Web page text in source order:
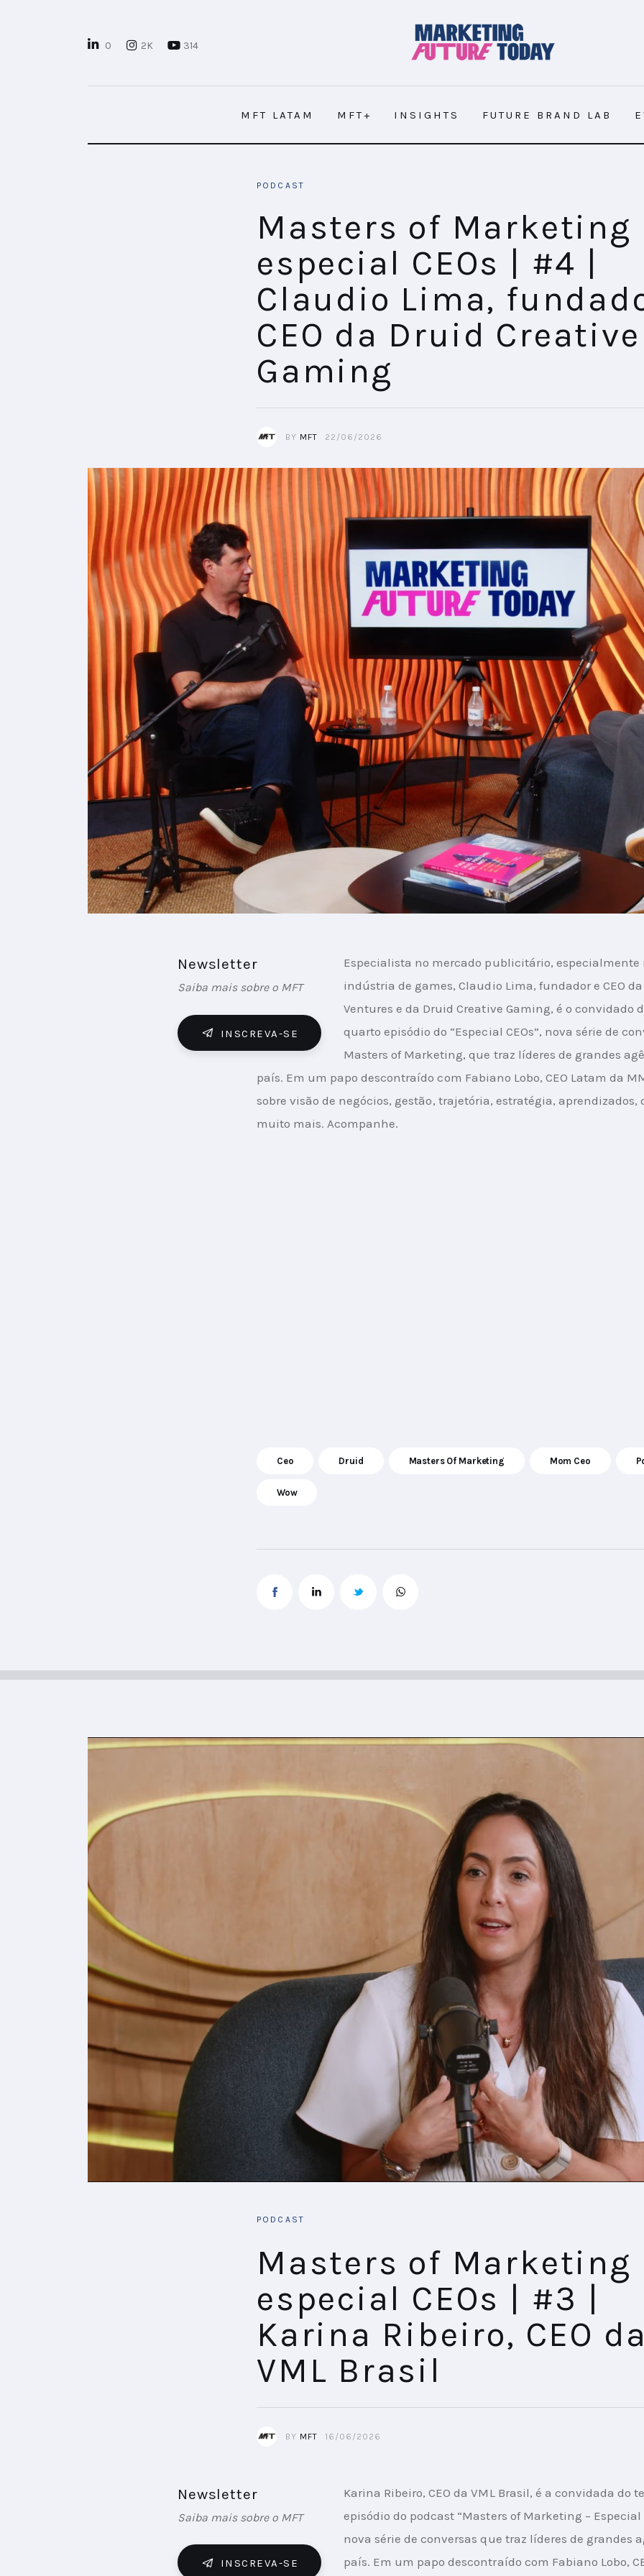
0 2K 314
MFT LATAM MFT+ INSIGHTS FUTURE BRAND LAB
PODCAST
Masters of Marketing
especial CEOs | #4 |
Claudio Lima,
CEO da Druid Creative
Gaming
BY MFT 22/06/2026
Newsletter
Saiba mais sobre o MFT
INSCREVA-SE
Especialista no mercado publicitário,
indústria de games, Claudio Lima, fundador e CEO
Ventures e da Druid Creative Gaming, é o convidado
quarto episódio do “Especial CEOs”, nova série de
Masters of Marketing, que traz líderes de grandes
país. Em um papo descontraído com Fabiano Lobo, CEO Latam da
sobre visão de negócios, gestão, trajetória, estratégia, aprendizados,
muito mais. Acompanhe.
Ceo Druid Masters Of Marketing Mom Ceo
Wow
PODCAST
Masters of Marketing
especial CEOs | #3 |
Karina Ribeiro, CEO
VML Brasil
BY MFT 16/06/2026
Newsletter
Saiba mais sobre o MFT
INSCREVA-SE
Karina Ribeiro, CEO da VML Brasil, é a convidada do
episódio do podcast “Masters of Marketing – Especial
nova série de conversas que traz líderes de grandes
país. Em um papo descontraído com Fabiano Lobo,